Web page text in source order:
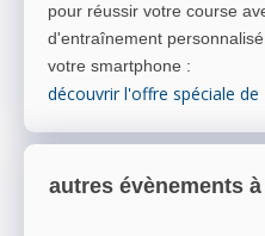
pour réussir votre course
d'entraînement
votre smartphone :
découvrir l'offre spéciale
autres évènements